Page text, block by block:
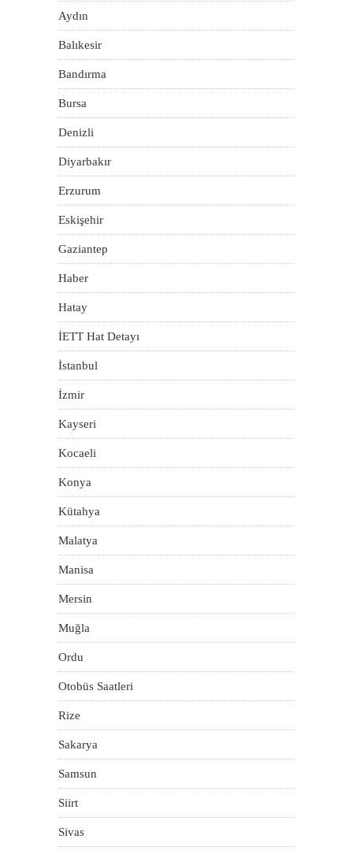
Aydın
Balıkesir
Bandırma
Bursa
Denizli
Diyarbakır
Erzurum
Eskişehir
Gaziantep
Haber
Hatay
İETT Hat Detayı
İstanbul
İzmir
Kayseri
Kocaeli
Konya
Kütahya
Malatya
Manisa
Mersin
Muğla
Ordu
Otobüs Saatleri
Rize
Sakarya
Samsun
Siirt
Sivas